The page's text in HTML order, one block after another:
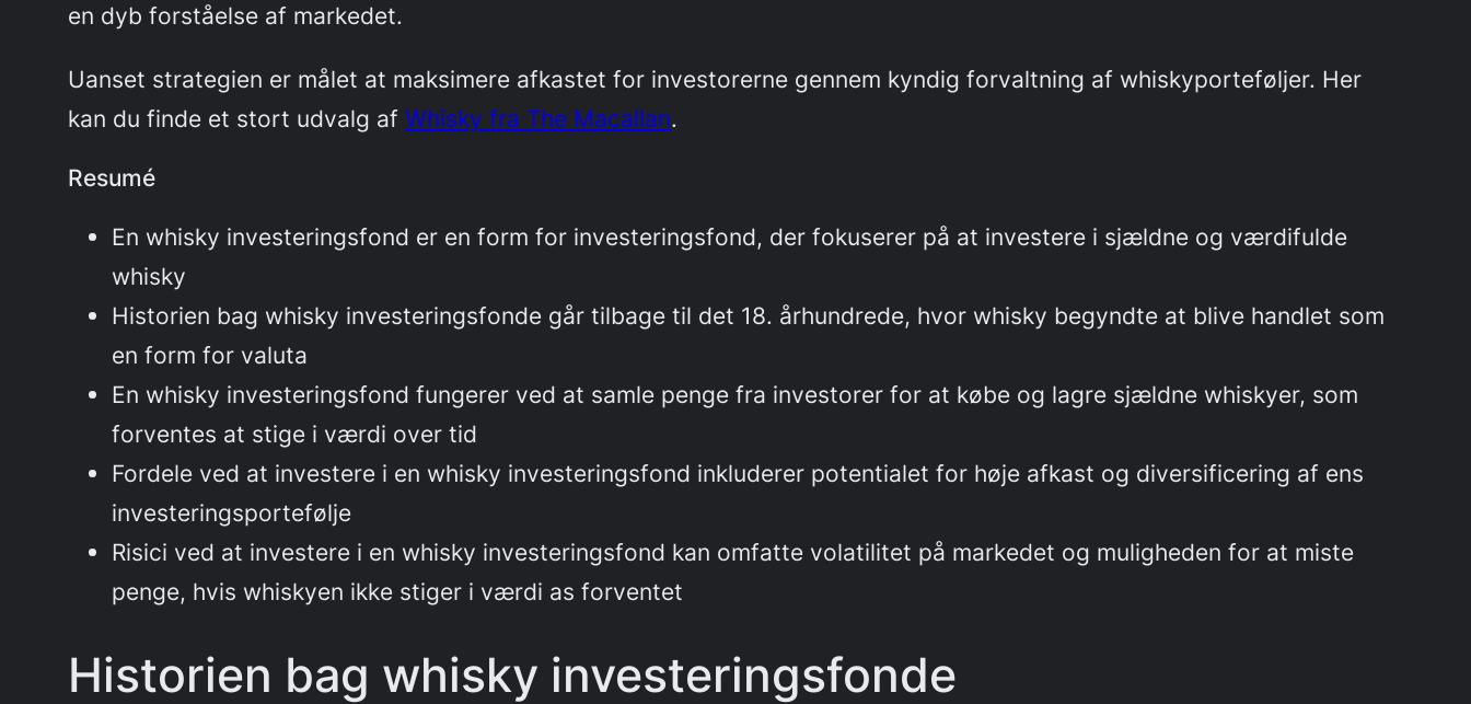
en dyb forståelse af markedet.
Uanset strategien er målet at maksimere afkastet for investorerne gennem kyndig forvaltning af whiskyporteføljer. Her
kan du finde et stort udvalg afWhisky fra The Macallan.
Resumé
En whisky investeringsfond er en form for investeringsfond, der fokuserer på at investere i sjældne og værdifulde
whisky
Historien bag whisky investeringsfonde går tilbage til det 18. århundrede, hvor whisky begyndte at blive handlet som
en form for valuta
En whisky investeringsfond fungerer ved at samle penge fra investorer for at købe og lagre sjældne whiskyer, som
forventes at stige i værdi over tid
Fordele ved at investere i en whisky investeringsfond inkluderer potentialet for høje afkast og diversificering af ens
investeringsportefølje
Risici ved at investere i en whisky investeringsfond kan omfatte volatilitet på markedet og muligheden for at miste
penge, hvis whiskyen ikke stiger i værdi as forventet
Historien bag whisky investeringsfonde